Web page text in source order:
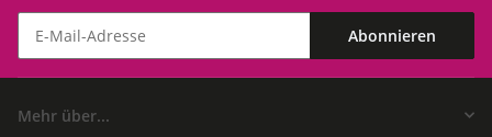
Abonnieren
Mehr über...